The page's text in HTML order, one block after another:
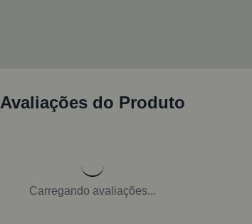
Avaliações do Produto
Carregando avaliações...